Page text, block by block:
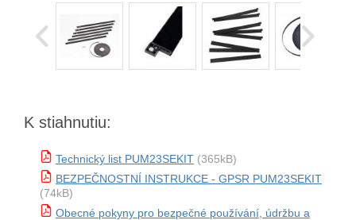
K stiahnutiu:
Technický list PUM23SEKIT (365kB)
BEZPEČNOSTNÍ INSTRUKCE - GPSR PUM23SEKIT
(74kB)
Obecné pokyny pro bezpečné používání, údržbu a